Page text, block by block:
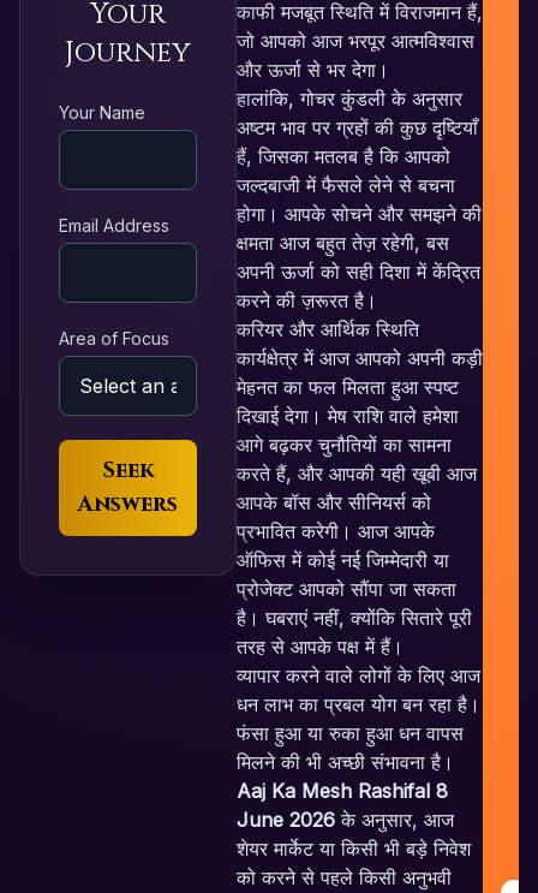
Your
Journey
Your Name
Email Address
Area of Focus
Seek
Answers
काफी मजबूत स्थिति में विराजमान हैं,
जो आपको आज भरपूर आत्मविश्वास
और ऊर्जा से भर देगा।
हालांकि, गोचर कुंडली के अनुसार
अष्टम भाव पर ग्रहों की कुछ दृष्टियाँ
हैं, जिसका मतलब है कि आपको
जल्दबाजी में फैसले लेने से बचना
होगा। आपके सोचने और समझने की
क्षमता आज बहुत तेज़ रहेगी, बस
अपनी ऊर्जा को सही दिशा में केंद्रित
करने की ज़रूरत है।
करियर और आर्थिक स्थिति
कार्यक्षेत्र में आज आपको अपनी कड़ी
मेहनत का फल मिलता हुआ स्पष्ट
दिखाई देगा। मेष राशि वाले हमेशा
आगे बढ़कर चुनौतियों का सामना
करते हैं, और आपकी यही खूबी आज
आपके बॉस और सीनियर्स को
प्रभावित करेगी। आज आपके
ऑफिस में कोई नई जिम्मेदारी या
प्रोजेक्ट आपको सौंपा जा सकता
है। घबराएं नहीं, क्योंकि सितारे पूरी
तरह से आपके पक्ष में हैं।
व्यापार करने वाले लोगों के लिए आज
धन लाभ का प्रबल योग बन रहा है।
फंसा हुआ या रुका हुआ धन वापस
मिलने की भी अच्छी संभावना है।
Aaj Ka Mesh Rashifal 8
June 2026 के अनुसार, आज
शेयर मार्केट या किसी भी बड़े निवेश
को करने से पहले किसी अनुभवी